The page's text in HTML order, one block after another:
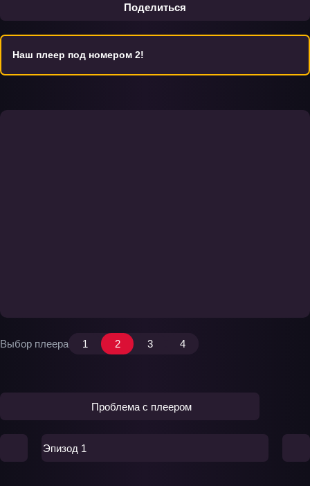
Поделиться
Наш плеер под номером 2!
Выбор плеера 1 2 3 4
Проблема с плеером
Эпизод 1